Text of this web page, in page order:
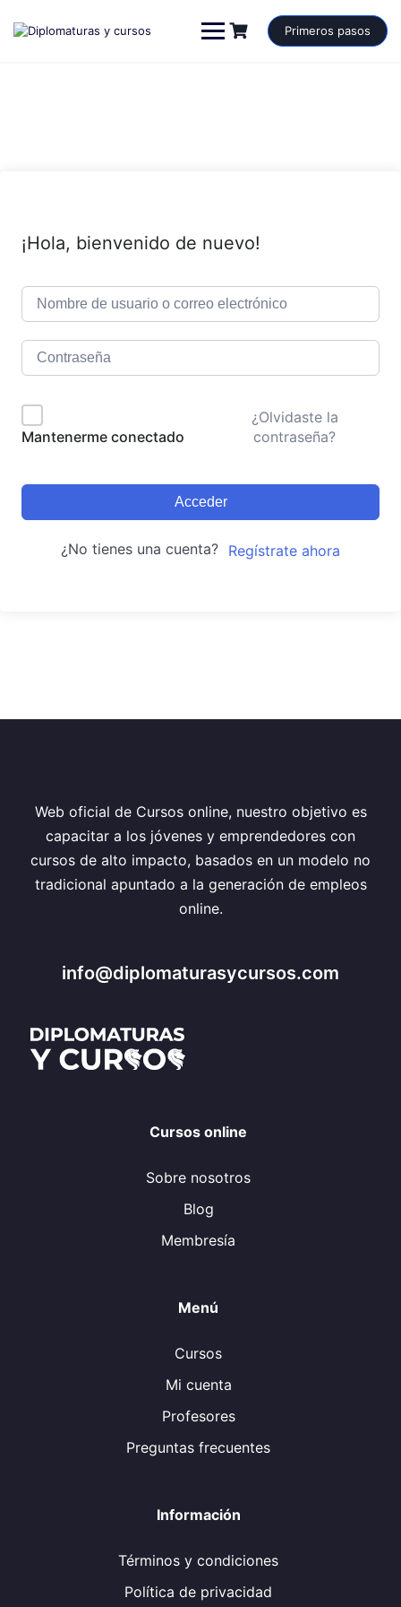
contenido
Primeros pasos
¡Hola, bienvenido de nuevo!
Mantenerme conectado
¿Olvidaste la
contraseña?
Acceder
¿No tienes una cuenta? Regístrate ahora
Web oficial de Cursos online, nuestro objetivo es
capacitar a los jóvenes y emprendedores con
cursos de alto impacto, basados en un modelo no
tradicional apuntado a la generación de empleos
online.
info@diplomaturasycursos.com
Cursos online
Sobre nosotros
Blog
Membresía
Menú
Cursos
Mi cuenta
Profesores
Preguntas frecuentes
Información
Términos y condiciones
Política de privacidad